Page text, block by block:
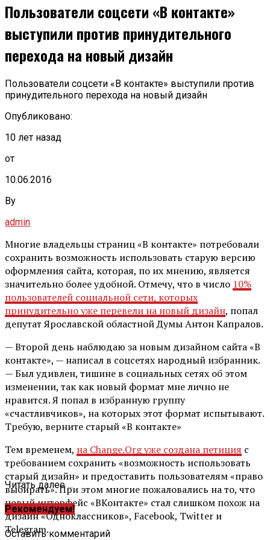
Пользователи соцсети «В контакте»
выступили против принудительного
перехода на новый дизайн
Пользователи соцсети «В контакте» выступили против
принудительного перехода на новый дизайн
Опубликовано:
10 лет назад
от
10.06.2016
By
admin
Многие владельцы страниц «В контакте» потребовали
сохранить возможность использовать старую версию
оформления сайта, которая, по их мнению, является
значительно более удобной. Отмечу, что в число 10%
пользователей социальной сети, которых
принудительно уже перевели на новый дизайн, попал
депутат Ярославской областной Думы Антон Капралов.
— Второй день наблюдаю за новым дизайном сайта «В
контакте», — написал в соцсетях народный избранник.
— Был удивлен, тишине в социальных сетях об этом
изменении, так как новый формат мне лично не
нравится. Я попал в избранную группу
«счастливчиков», на которых этот формат испытывают.
Требую, верните старый «В контакте»
Тем временем, на Change.Org уже создана петиция с
требованием сохранить «возможность использовать
старый дизайн» и предоставить пользователям «право
выбирать». При этом многие пожаловались на то, что
новый интерфейс «ВКонтакте» стал слишком похож на
дизайн «Одноклассников», Facebook, Twitter и
Telegram.
Читать далее ...
Рекомендуем!
Оставить комментарий